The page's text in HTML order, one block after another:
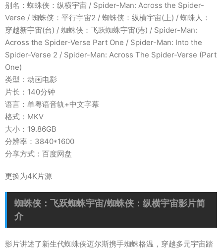
别名：蜘蛛侠：纵横宇宙 / Spider-Man: Across the Spider-
Verse / 蜘蛛侠：平行宇宙2 / 蜘蛛侠：纵横宇宙(上) / 蜘蛛人：
穿越新宇宙(台) / 蜘蛛侠：飞跃蜘蛛宇宙(港) / Spider-Man:
Across the Spider-Verse Part One / Spider-Man: Into the
Spider-Verse 2 / Spider-Man: Across The Spider-Verse (Part
One)
类型：动画电影
片长：140分钟
语言：单粤语音轨+中文字幕
格式：MKV
大小：19.86GB
分辨率：3840*1600
分享方式：百度网盘
更换为4K片源
蜘蛛侠：飞跃蜘蛛宇宙/蜘蛛侠：纵横宇宙影片简
介
影片讲述了新生代蜘蛛侠迈尔斯携手蜘蛛格温，穿越多元宇宙踏